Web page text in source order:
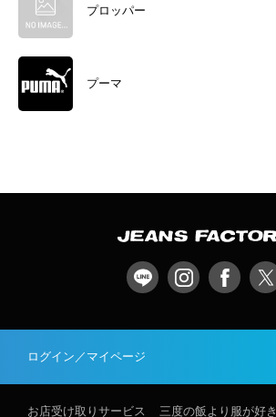
プロッパー
プーマ
ログイン／マイページ
お店受け取りサービス 三度の飯より服が好き